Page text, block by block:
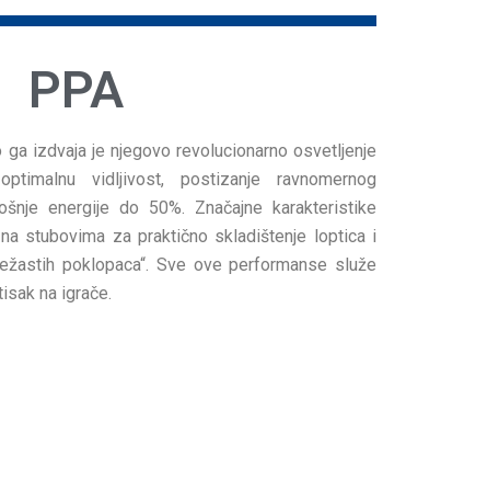
PPA
ga izdvaja je njegovo revolucionarno osvetljenje
vidljivost, postizanje ravnomernog
energije do 50%. Značajne karakteristike
stubovima za praktično skladištenje loptica i
poklopaca“. Sve ove performanse služe
na igrače.